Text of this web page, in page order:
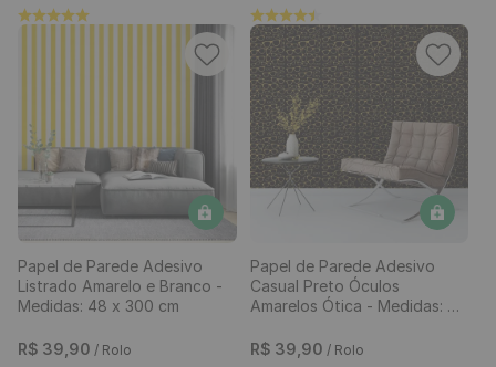
Papel de Parede Adesivo
Listrado Amarelo e Branco -
Medidas: 48 x 300 cm
R$ 39 90 / Rolo
Papel de Parede Adesivo
Casual Preto Óculos
Amarelos Ótica - Medidas: 48
R$ 39 90 / Rolo